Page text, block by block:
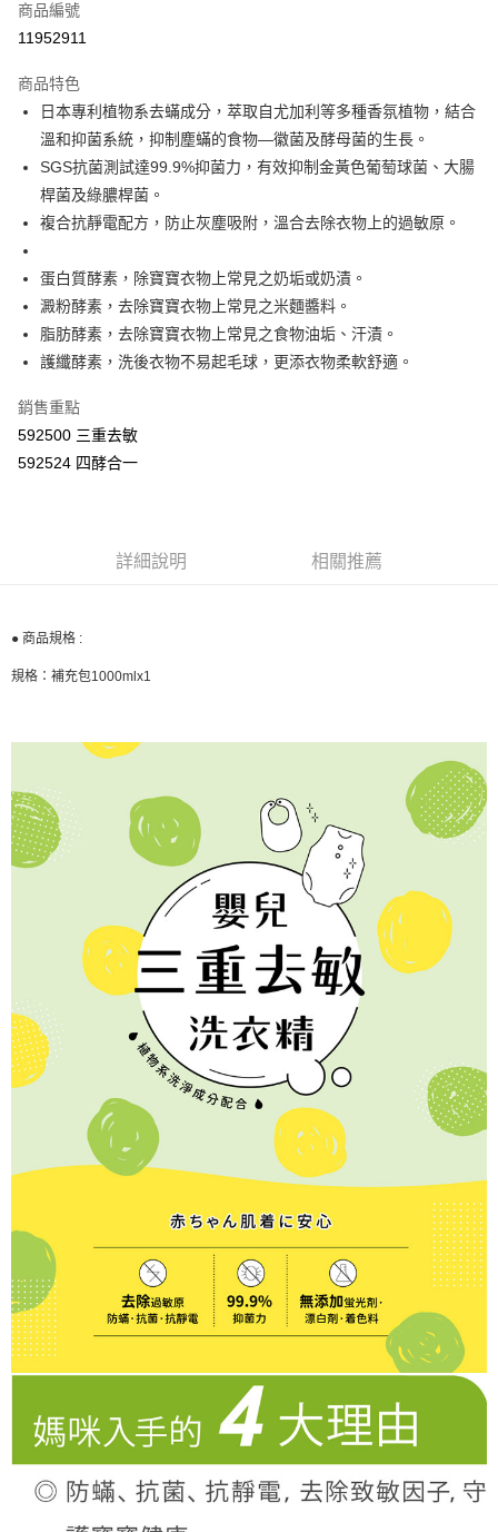
超商取貨付款
Apple Pay
街口支付
悠遊付
Google Pay
AFTEE先享後付
相關說明
【關於「AFTEE先享後付」】
AFTEE先享後付是「在收到商品之後才付款」的支付方式。 讓您購物簡單
便利好安心！
２．便利：只要手機號碼，簡訊認證，即可結帳。
【「AFTEE先享後付」結帳流程】
ATM／網路銀行／等多元方式進行付款，方視為交易完成。
※ 交易是否成功請以「AFTEE先享後付 」之結帳頁面顯示為準，若有關於
客戶支援中心」https://netprotections.freshdesk.com/support/home
１．透過由恩沛科技股份有限公司提供之「AFTEE先享後付」服務完成之交
易，需依本服務之必要範圍內提供個人資料，並將交易相關給付款項請求債
２．關於個人資料處理事宜，請瀏覽以下網址：
https://aftee.tw/terms/#terms3
３．未成年的使用者請事先徵得法定代理人或監護人之同意方可使用
「AFTEE先享後付」，若未經同意申辦者引起之損失，本公司不負相關責
４．使用「AFTEE先享後付」時，將依據個別帳號之用戶狀況，依本公司即
時審查核予不同之上限額度；若仍有額度不足之情形，本公司將視審查結果
請求用戶進行身份認證。
５．嚴禁一人註冊多個帳號或使用他人資訊註冊。若發現惡意使用之情形，
恩沛科技股份有限公司將有權停止該用戶之使用額度並採取法律行動。
ATM付款
全家取貨付款
每筆NT$60，滿NT$590(含以上)免運費
付款後7-11取貨
每筆NT$60，滿NT$590(含以上)免運費
每筆NT$100，滿NT$590(含以上)免運費
每筆NT$150，滿NT$890(含以上)免運費
商品編號
11952911
商品特色
日本專利植物系去蟎成分，萃取自尤加利等多種香氛植物，結合
溫和抑菌系統，抑制塵蟎的食物—徽菌及酵母菌的生長。
SGS抗菌測試達99.9%抑菌力，有效抑制金黃色葡萄球菌、大腸
桿菌及綠膿桿菌。
複合抗靜電配方，防止灰塵吸附，溫合去除衣物上的過敏原。
蛋白質酵素，除寶寶衣物上常見之奶垢或奶漬。
澱粉酵素，去除寶寶衣物上常見之米麵醬料。
脂肪酵素，去除寶寶衣物上常見之食物油垢、汗漬。
護纖酵素，洗後衣物不易起毛球，更添衣物柔軟舒適。
銷售重點
592500 三重去敏
592524 四酵合一
詳細說明 相關推薦
● 商品規格 :
規格：補充包1000mlx1